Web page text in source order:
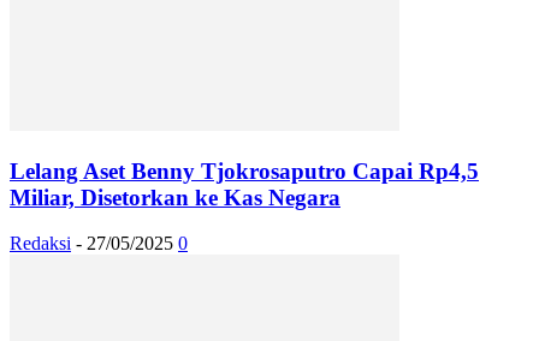
Lelang Aset Benny Tjokrosaputro Capai Rp4,5
Miliar, Disetorkan ke Kas Negara
Redaksi - 27/05/2025 0